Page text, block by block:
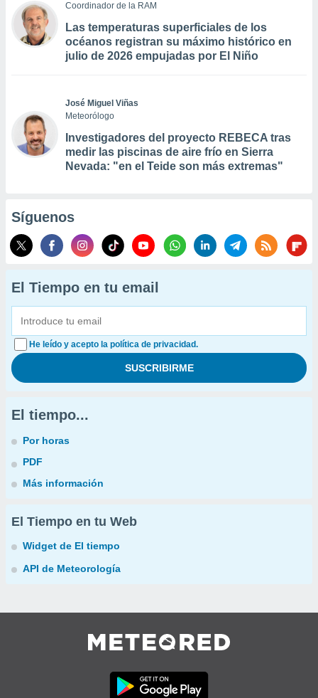
Coordinador de la RAM
Las temperaturas superficiales de los
océanos registran su máximo histórico en
julio de 2026 empujadas por El Niño
José Miguel Viñas
Meteorólogo
Investigadores del proyecto REBECA tras
medir las piscinas de aire frío en Sierra
Nevada: "en el Teide son más extremas"
Síguenos
El Tiempo en tu email
He leído y acepto la política de privacidad.
El tiempo...
Por horas
PDF
Más información
El Tiempo en tu Web
Widget de El tiempo
API de Meteorología